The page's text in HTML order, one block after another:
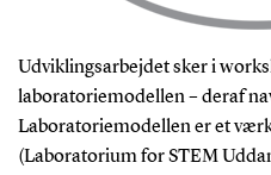
Udviklingsarbejdet sker i
laboratoriemodellen – deraf
Laboratoriemodellen er et
(Laboratorium for STEM